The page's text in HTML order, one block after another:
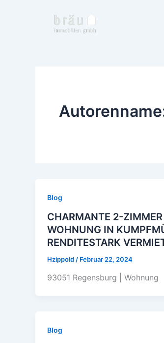
Blog
CHARMANTE 2-ZIMMER
WOHNUNG IN
RENDITESTARK
Hzippold / Februar 22, 2024
93051 Regensburg | Wohnung
Blog